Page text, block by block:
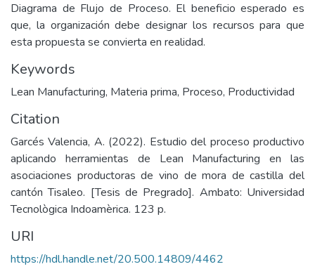
Diagrama de Flujo de Proceso. El beneficio esperado es
que, la organización debe designar los recursos para que
esta propuesta se convierta en realidad.
Keywords
Lean Manufacturing, Materia prima, Proceso, Productividad
Citation
Garcés Valencia, A. (2022). Estudio del proceso productivo
aplicando herramientas de Lean Manufacturing en las
asociaciones productoras de vino de mora de castilla del
cantón Tisaleo. [Tesis de Pregrado]. Ambato: Universidad
Tecnològica Indoamèrica. 123 p.
URI
https://hdl.handle.net/20.500.14809/4462